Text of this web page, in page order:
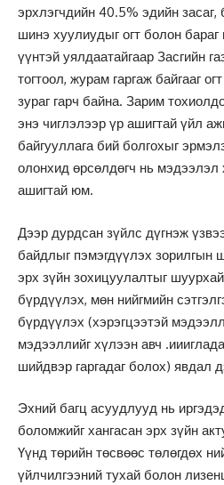
эрхлэгчдийн 40.5% эдийн засаг,
шинэ хуулиудыг огт болон
үүнтэй уялдаатайгаар Засгийн
тогтоол, журам гаргаж байгааг
зураг гарч байна. Зарим
энэ чиглэлээр үр ашигтай үйл
байгууллага бий болгохыг
олонхид өрсөлдөгч нь
ашигтай юм.
Дээр дурдсан зүйлс дүгнэж
байдлыг пэмэгдүүлэх зорилгын
эрх зүйн зохицуулалтыг
бүрдүүлэх, мөн нийгмийн
бүрдүүлэх (хэрэгцээтэй
мэдээллийг хүлээн авч
шийдвэр гаргадаг болох) явдал
Эхний багц асуудлууд нь
боломжийг хангасан эрх зүйн
Үүнд төрийн төсвөөс төлөгдөх
үйлчилгээний тухай болон